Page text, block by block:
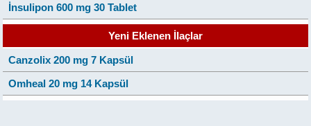
İnsulipon 600 mg 30 Tablet
Yeni Eklenen İlaçlar
Canzolix 200 mg 7 Kapsül
Omheal 20 mg 14 Kapsül